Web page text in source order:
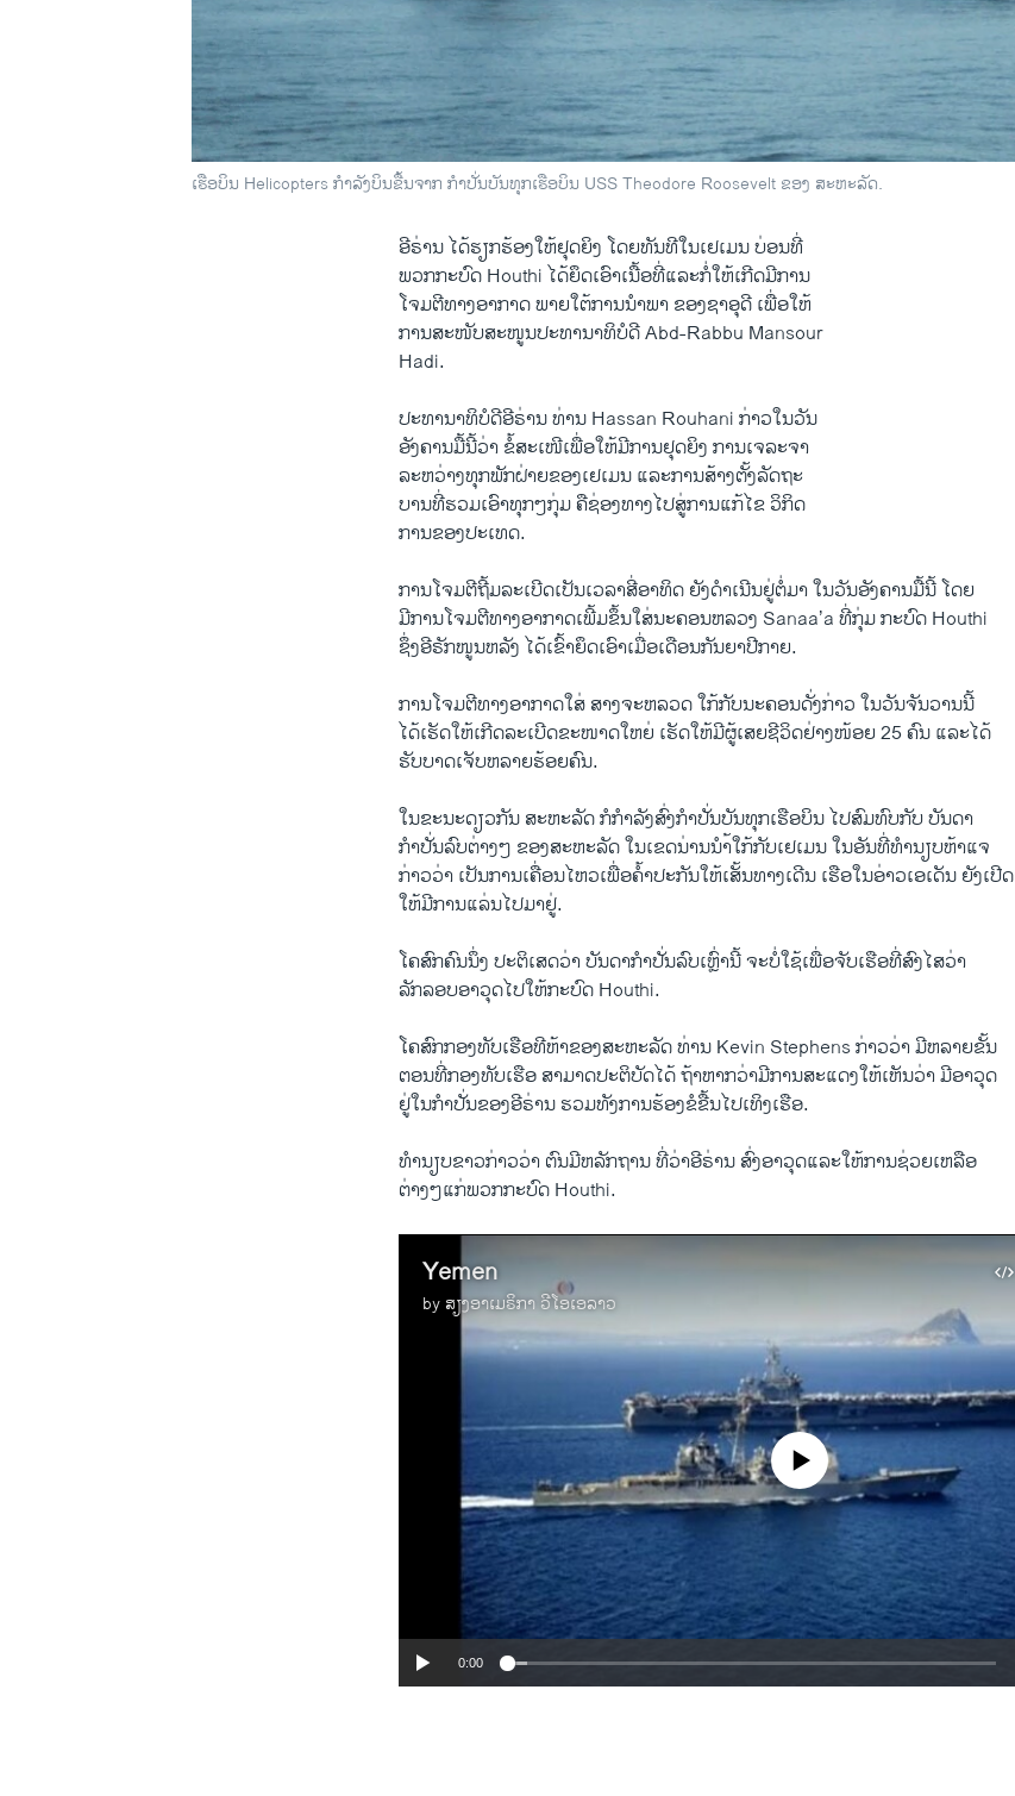
ເຮືອບິນ Helicopters ກຳລັງບິນຂື້ນຈາກ ກຳປັ່ນບັນທຸກເຮືອບິນ USS Theodore Roosevelt ຂອງ ສະຫະລັດ.
ອີຣ່ານ​ ໄດ້​ຮຽກຮ້ອງໃຫ້​ຢຸດ​ຍິງ ​ໂດຍ​ທັນທີໃນ​ເຢ​ເມນ ບ່ອນ​ທີ່
ພວກກະບົດ Houthi ​ໄດ້​ຍຶດ​ເອົາ​ເນື້ອ​ທີ່ແລະ​ກໍ່ໃຫ້ເກີດມີການ
ໂຈມຕີທາງອາກາດ ພາຍໃຕ້ການນຳພາ ຂອງຊາ​ອຸ​ດີ ​ເພື່ອໃຫ້
ການສະໜັບສະໜູນປະທານາທິບໍດີ Abd-Rabbu Mansour
Hadi.
ປະທານາທິບໍດີອີຣ່ານ ທ່ານ Hassan Rouhani ກ່າວ​ໃນ​ວັນ
​ອັງຄານ​ມື້​ນີ້ວ່າ ຂໍ້​ສະ​ເໜີ​ເພື່ອໃຫ້ມີການຢຸດຍິງ ການເຈລະຈາ​
ລ​ະຫວ່າງທຸກ​ພັກ​ຝ່າຍ​ຂອງ​ເຢ​ເມນ ​ແລະ​ການ​ສ້າງຕັ້ງ​ລັດຖະ
ບານທີ່ຮວມເອົາທຸກໆກຸ່ມ ຄືຊ່ອງ​ທາງ​ໄປ​ສູ່​ການ​ແກ້​ໄຂ​ ວິ​ກິດ​
ການ​ຂອງ​ປະ​ເທດ.
ການ​ໂຈ​ມຕີ​ຖີ້ມລະ​ເບີດ​ເປັນ​ເວລາ​ສີ່​ອາທິດ ຍັງ​ດຳ​ເນີນຢູ່ຕໍ່ມາ ໃນ​ວັນ​ອັງຄານ​ມື້​ນີ້ ​ໂດຍ
ມີການໂຈມ​ຕີ​ທາງ​ອາ​ກາດເພີ້ມຂຶ້ນໃສ່​ນະຄອນຫລວງ Sanaa’a ທີ່​ກຸ່ມ ກະບົດ Houthi
ຊຶ່ງອີຣັກໜູນຫລັງ ໄດ້ເຂົ້າຍຶດ​ເອົາ​ເມື່ອ​ເດືອນ​ກັນຍາປີກາຍ.
ການ​ໂຈມ​ຕີ​ທາງ​ອາກາດ​ໃສ່ ສາງ​ຈະ​ຫລວດ ​ໃກ້ກັບ​ນະຄອນດັ່ງກ່າວ ໃນ​ວັນ​ຈັນ​ວານ​ນີ້
​ໄດ້​ເຮັດ​ໃຫ້​ເກີດ​ລະ​ເບີດຂະໜາດໃຫຍ່ ​ເຮັດ​ໃຫ້​ມີ​ຜູ້​ເສຍ​ຊີວິດ​ຢ່າງ​ໜ້ອຍ 25 ຄົນ ​ແລະ​ໄດ້​
ຮັບ​ບາດ​ເຈັບ​ຫລາຍ​ຮ້ອຍ​ຄົນ.
​ໃນ​ຂະນະ​ດຽວ​ກັນ ສະຫະລັດ ກໍກຳລັງ​ສົ່ງ​ກຳ​ປັ່ນ​ບັນທຸກ​ເຮືອບິນ ​ໄປ​ສົມທົບກັບ ບັນດາ
​ກຳປັ່ນ​ລົບ​ຕ່າງໆ ຂອງສະຫະລັດ ​ໃນເຂດ​ນ່ານ​ນຳ້ໃກ້​ກັບ​ເຢ​ເມນ ໃນອັນ​ທີ່​ທຳນຽບຫ້າ​ແຈ
​ກ່າວ​ວ່າ ​ເປັນ​ການ​ເຄື່ອນ​ໄຫວ​ເພື່ອ​ຄໍ້າປະກັນໃຫ້​ເສັ້ນ​ທາງ​ເດີນ ເຮືອໃນ​ອ່າວເອເດັນ ຍັງເປີດ
ໃຫ້ມີການແລ່ນໄປມາຢູ່.
ໂຄສົກ​ຄົນ​ນຶ່ງ​ ປະ​ຕິ​ເສດ​ວ່າ ບັນດາ​ກຳ​ປັ່ນລົບເຫຼົ່ານີ້ ຈະ​ບໍ່ໃຊ້​ເພື່ອຈັບເຮືອທີ່ສົງໄສ​ວ່າ
ລັກ​ລອບ​ອາວຸດ​ໄປ​ໃຫ້ກະບົດ Houthi.
ໂຄສົກກອງທັບ​ເຮືອ​ທີຫ້າຂອງສະຫະລັດ ທ່ານ Kevin Stephens ກ່າວ​ວ່າ ມີ​ຫລາຍ​ຂັ້ນ
​ຕອນທີ່​ກອງທັບເຮືອ ສາມາດ​ປະຕິບັດ​ໄດ້ ຖ້າ​ຫາກ​ວ່າ​ມີ​ການ​ສະແດງໃຫ້ເຫັນວ່າ ມີ​ອາວຸດ
ຢູ່​ໃນ​ກຳ​ປັ່ນ​ຂອງ​ອີຣ່ານ ຮວມທັງ​ການ​ຮ້ອງ​ຂໍ​ຂື້ນ​ໄປ​ເທິງ​ເຮືອ.
ທຳນຽບຂາວກ່າວ​ວ່າ ຕົນ​ມີ​ຫລັກ​ຖານ ທີ່ວ່າອີຣ່ານ ສົ່ງ​ອາວຸດແລະ​ໃຫ້ການ​ຊ່ວຍ​ເຫລືອ
​ຕ່າງໆ​ແກ່ພວກກະບົດ Houthi.
Yemen
by ສຽງອາເມຣິກາ ວີໂອເອລາວ
No media source currently available
0:00